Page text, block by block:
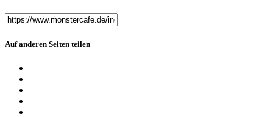
Auf anderen Seiten teilen